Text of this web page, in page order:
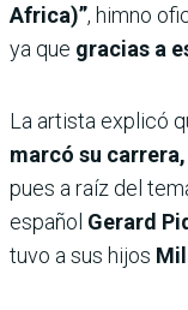
Africa)”, himno
ya que gracias a
La artista explicó
marcó su
pues a raíz del
español Gerard
tuvo a sus hijos